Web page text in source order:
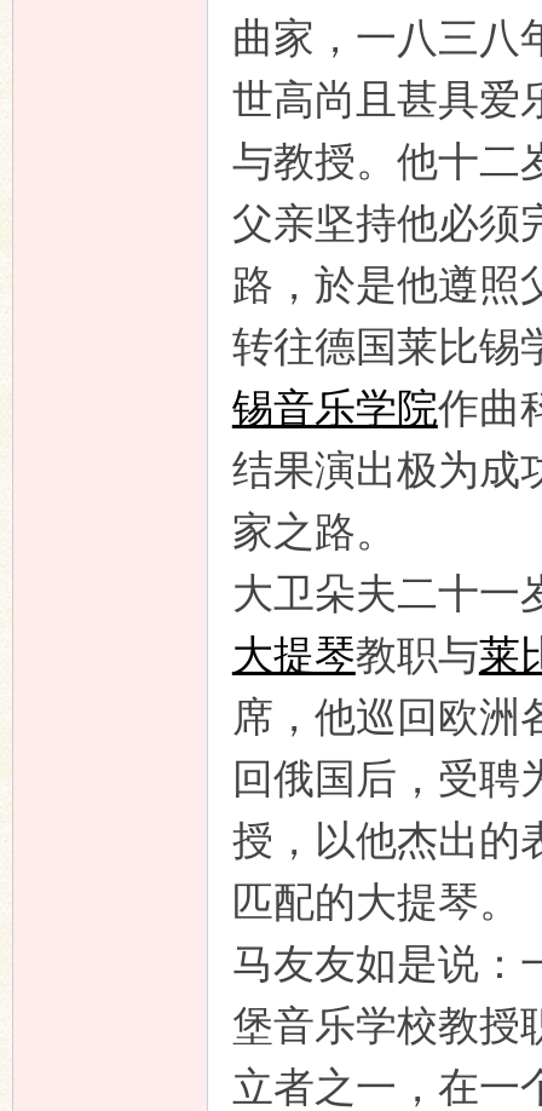
曲家，一八三八
世高尚且甚具爱
与教授。他十二
父亲坚持他必须
路，於是他遵照
转往德国莱比锡
锡音乐学院作曲
结果演出极为成
家之路。
大卫朵夫二十一
大提琴教职与莱
席，他巡回欧洲
回俄国后，受聘
授，以他杰出的
匹配的大提琴。
马友友如是说：
堡音乐学校教授
立者之一，在一